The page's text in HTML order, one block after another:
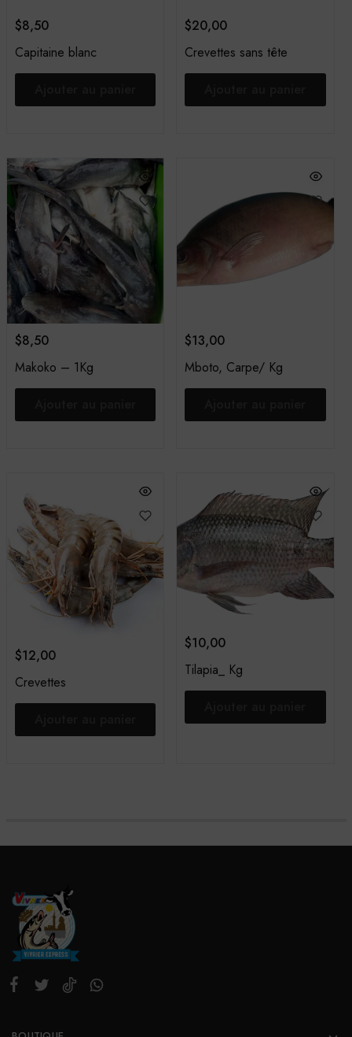
$8,50
Capitaine blanc
$20,00
Crevettes sans tête
$8,50
Makoko – 1Kg
$13,00
Mboto, Carpe/ Kg
$12,00
Crevettes
$10,00
Tilapia_ Kg